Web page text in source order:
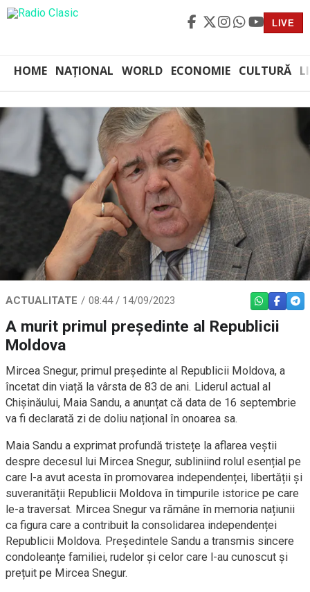
LIVE
HOME NAȚIONAL WORLD ECONOMIE CULTURĂ
ACTUALITATE 08:44 / 14/09/2023 WHATSAPP
A murit primul președinte al Republicii
Moldova
Mircea Snegur, primul președinte al Republicii Moldova, a
încetat din viață la vârsta de 83 de ani. Liderul actual al
Chișinăului, Maia Sandu, a anunțat că data de 16 septembrie
va fi declarată zi de doliu național în onoarea sa.
Maia Sandu a exprimat profundă tristețe la aflarea veștii
despre decesul lui Mircea Snegur, subliniind rolul esențial pe
care l-a avut acesta în promovarea independenței, libertății și
suveranității Republicii Moldova în timpurile istorice pe care
le-a traversat. Mircea Snegur va rămâne în memoria națiunii
ca figura care a contribuit la consolidarea independenței
Republicii Moldova. Președintele Sandu a transmis sincere
condoleanțe familiei, rudelor și celor care l-au cunoscut și
prețuit pe Mircea Snegur.